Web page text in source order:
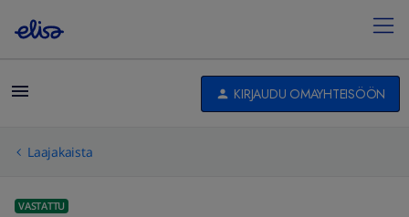
KIRJAUDU OMAYHTEISÖÖN
Laajakaista
VASTATTU